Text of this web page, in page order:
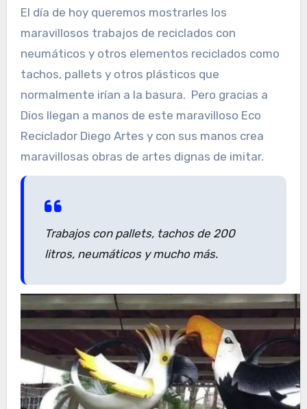
El día de hoy queremos mostrarles los
maravillosos trabajos de reciclados con
neumáticos y otros elementos reciclados como
tachos, pallets y otros plásticos que
normalmente irían a la basura. Pero gracias a
Dios llegan a manos de este maravilloso Eco
Reciclador Diego Artes y con sus manos crea
maravillosas obras de artes dignas de imitar.
Trabajos con pallets, tachos de 200
litros, neumáticos y mucho más.